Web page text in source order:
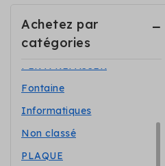
Achetez par
catégories
Accessoires
Electroménagers
FER A REPASSER
Fontaine
Informatiques
Non classé
PLAQUE